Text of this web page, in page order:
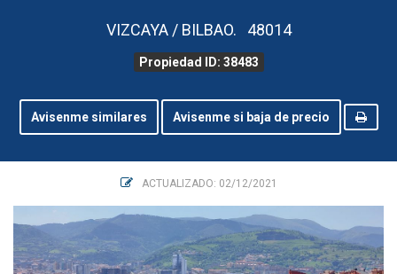
VIZCAYA / BILBAO. 48014
Propiedad ID: 38483
Avisenme similares Avisenme si baja de precio
ACTUALIZADO: 02/12/2021